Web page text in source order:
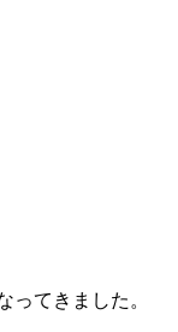
ってきました。